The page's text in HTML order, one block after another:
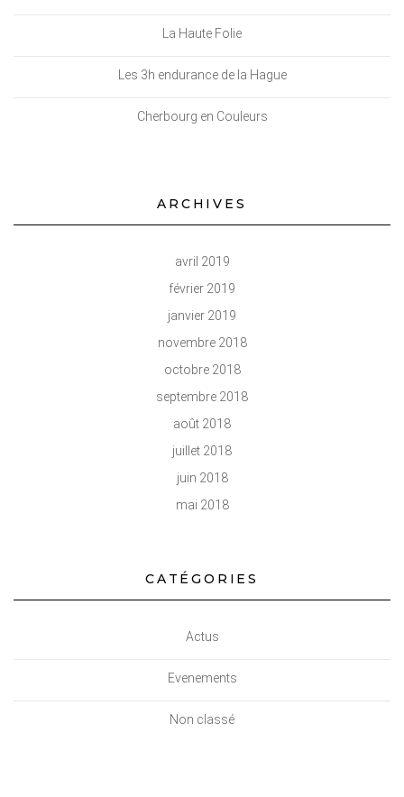
La Haute Folie
Les 3h endurance de la Hague
Cherbourg en Couleurs
ARCHIVES
avril 2019
février 2019
janvier 2019
novembre 2018
octobre 2018
septembre 2018
août 2018
juillet 2018
juin 2018
mai 2018
CATÉGORIES
Actus
Evenements
Non classé